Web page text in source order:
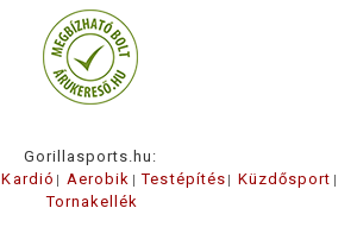
Gorillasports.hu:
Kardió Aerobik Testépítés
Küzdősport
Tornakellék